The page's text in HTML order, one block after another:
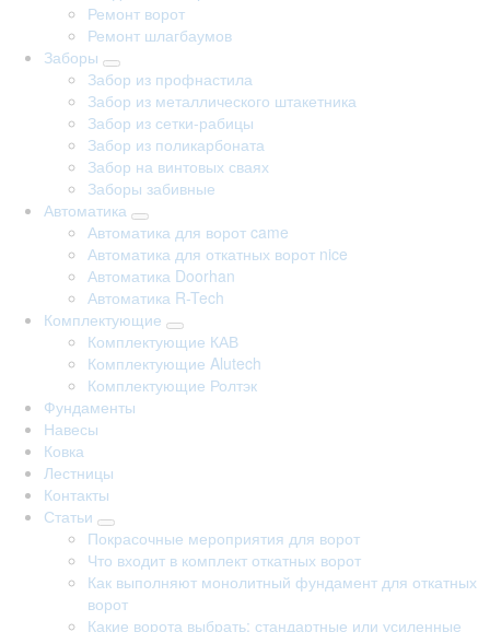
Ремонт ворот
Ремонт шлагбаумов
Заборы
Забор из профнастила
Забор из металлического штакетника
Забор из сетки-рабицы
Забор из поликарбоната
Забор на винтовых сваях
Заборы забивные
Автоматика
Автоматика для ворот came
Автоматика для откатных ворот nice
Автоматика Doorhan
Автоматика R-Tech
Комплектующие
Комплектующие КАВ
Комплектующие Alutech
Комплектующие Ролтэк
Фундаменты
Навесы
Ковка
Лестницы
Контакты
Статьи
Покрасочные мероприятия для ворот
Что входит в комплект откатных ворот
Как выполняют монолитный фундамент для откатных
ворот
Какие ворота выбрать: стандартные или усиленные